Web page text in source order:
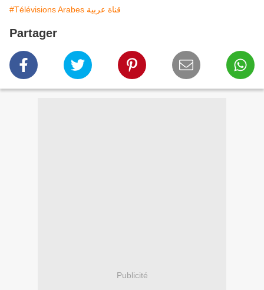
#Télévisions Arabes قناة عربية
Partager
Publicité